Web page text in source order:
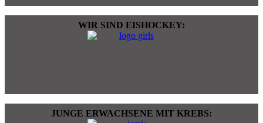
WIR SIND EISHOCKEY:
JUNGE ERWACHSENE MIT KREBS: